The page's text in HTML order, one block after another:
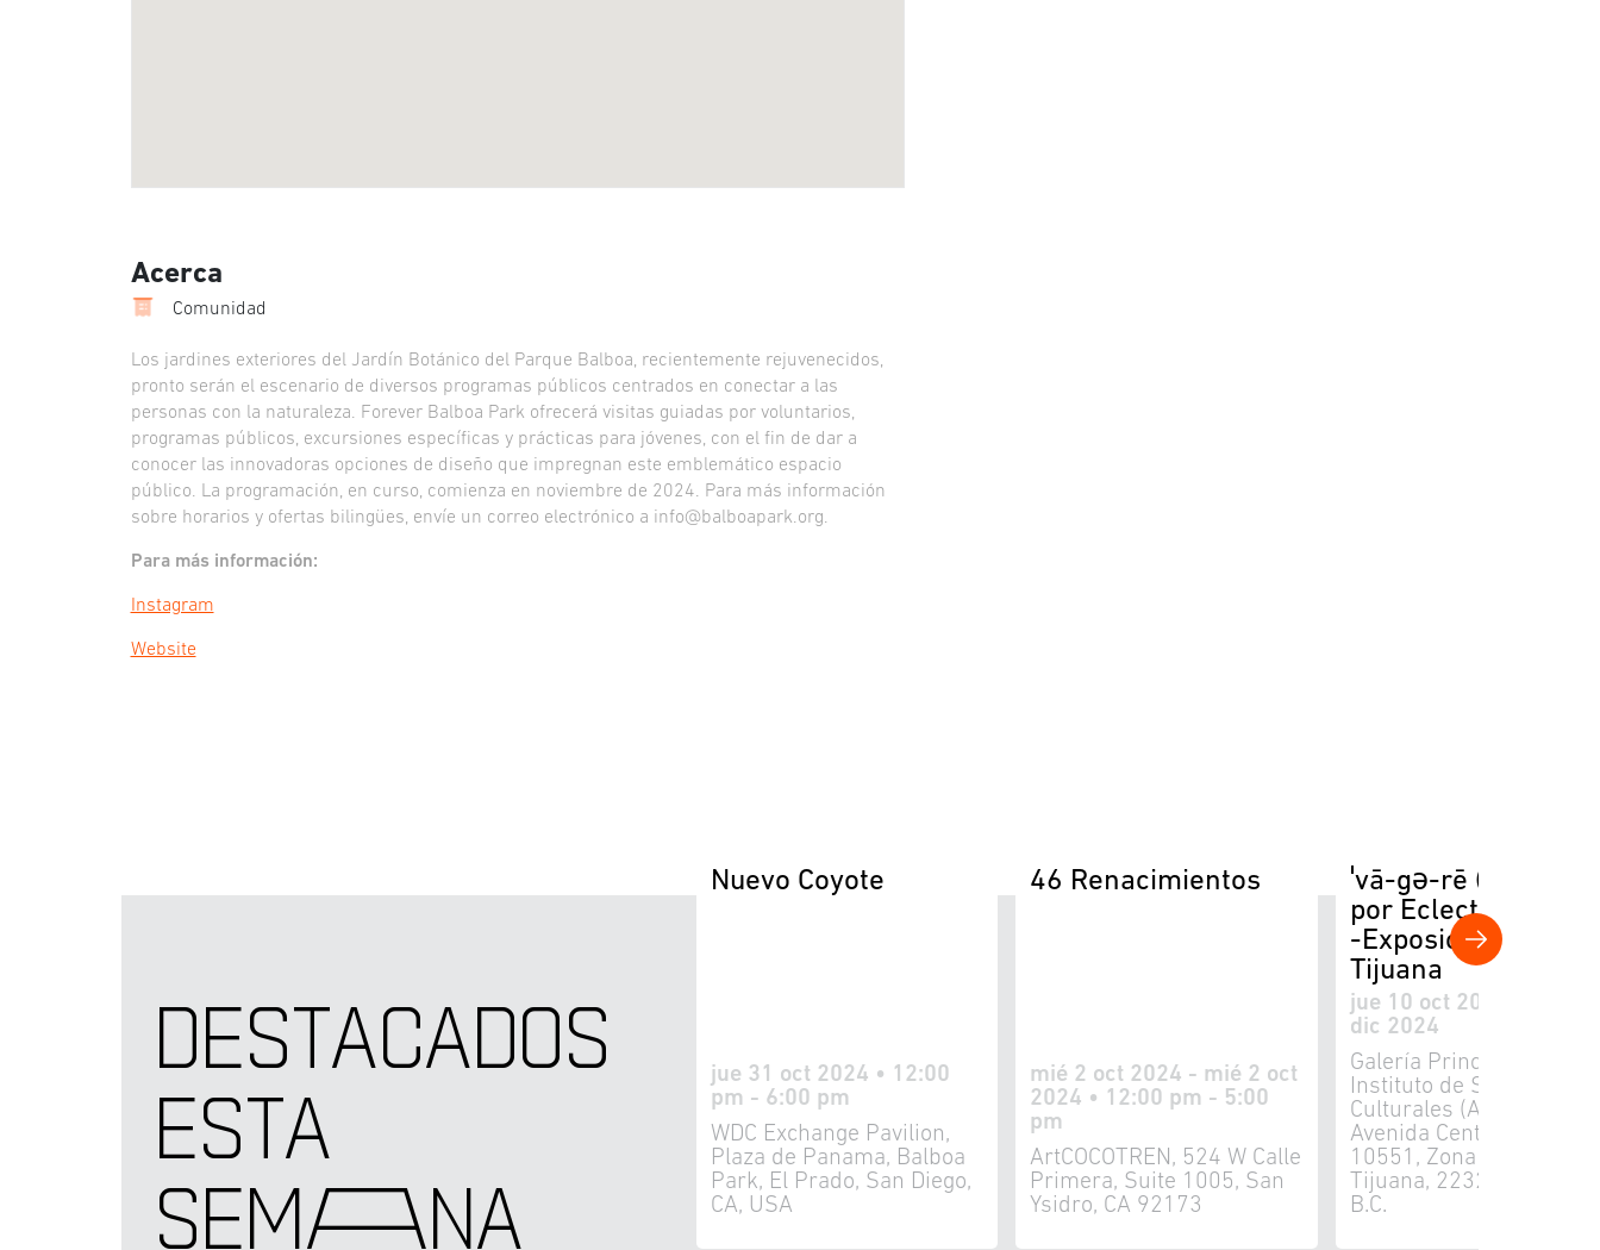
Acerca
Comunidad
Los jardines exteriores del Jardín Botánico del Parque Balboa, recientemente rejuvenecidos,
pronto serán el escenario de diversos programas públicos centrados en conectar a las
personas con la naturaleza. Forever Balboa Park ofrecerá visitas guiadas por voluntarios,
programas públicos, excursiones específicas y prácticas para jóvenes, con el fin de dar a
conocer las innovadoras opciones de diseño que impregnan este emblemático espacio
público. La programación, en curso, comienza en noviembre de 2024. Para más información
sobre horarios y ofertas bilingües, envíe un correo electrónico a info@balboapark.org.
Para más información:
Instagram
Website
DESTACADOS
ESTA
SEMANA
Nuevo Coyote
jue 31 oct 2024 • 12:00
pm - 6:00 pm
WDC Exchange Pavilion,
Plaza de Panama, Balboa
Park, El Prado, San Diego,
CA, USA
46 Renacimientos
mié 2 oct 2024 - mié 2 oct
2024 • 12:00 pm - 5:00
pm
ArtCOCOTREN, 524 W Calle
Primera, Suite 1005, San
Ysidro, CA 92173
ˈvā-gə-rē (vagary)
por Eclectique
-Exposición en
Tijuana
jue 10 oct 2024 - dom 8
dic 2024
Galería Principal del
Instituto de Servicios
Culturales (Antes ICBC)
Avenida Centenario no.
10551, Zona Urbana Rio
Tijuana, 22320 Tijuana,
B.C.